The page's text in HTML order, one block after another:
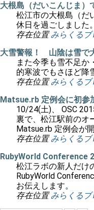
大根島（だいこんじま）
松江市の大根島（だ
休日を過ごしました。
存在位置 みらくるブ
大雪警報！ 山陰は雪で
また今季も雪不足か
的寒波でもさほど降
存在位置 みらくるブ
Matsue.rb 定例会に初参
10/24(土)、 OSC
裏で、松江駅前のオ
Matsue.rb 定例会が
存在位置 みらくるブ
RubyWorld Conference
松江ラボの新人だけ
RubyWorld
お伝えします。
存在位置 みらくるブ